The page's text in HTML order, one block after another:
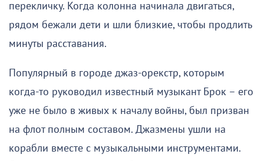
перекличку. Когда колонна начинала двигаться,
рядом бежали дети и шли близкие, чтобы продлить
минуты расставания.
Популярный в городе джаз-орекстр, которым
когда-то руководил известный музыкант Брок – его
уже не было в живых к началу войны, был призван
на флот полным составом. Джазмены ушли на
корабли вместе с музыкальными инструментами.